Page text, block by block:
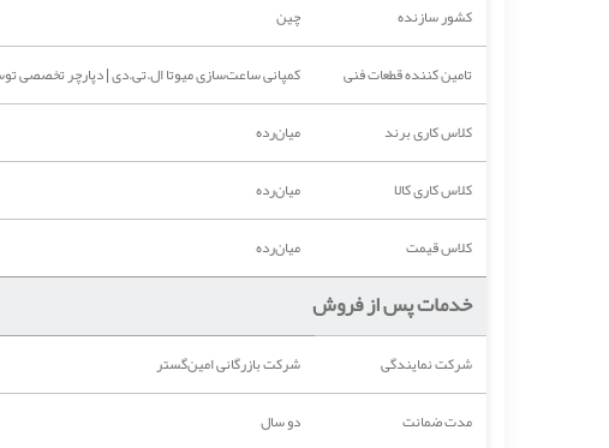
کشور سازنده
چین
تامین کننده قطعات فنی
کمپانی ساعت‌سازی میوتا ال.تی.دی | دپارچر تخصصی
کلاس کاری برند
میان‌رده
کلاس کاری کالا
میان‌رده
کلاس قیمت
میان‌رده
خدمات پس از فروش
شرکت نمایندگی
شرکت بازرگانی امین‌گستر
مدت ضمانت
دو سال